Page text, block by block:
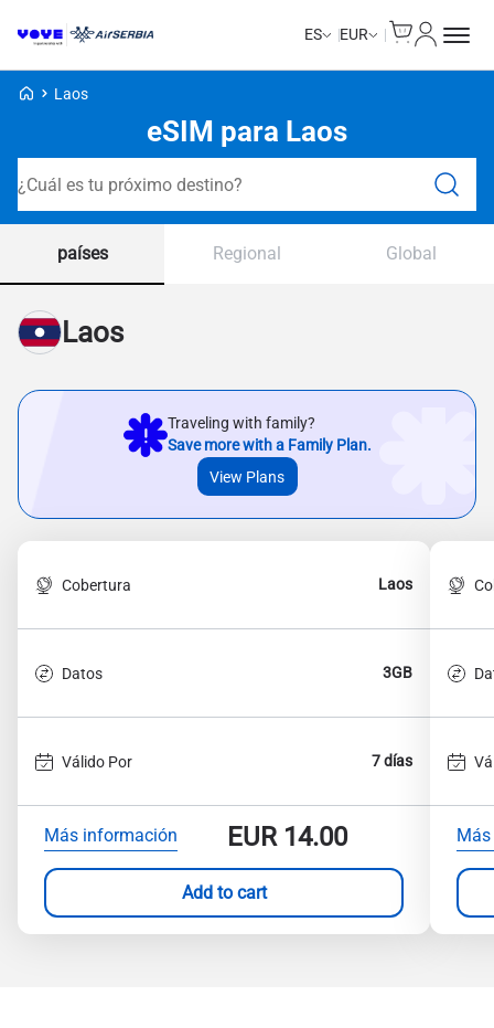
ES EUR
Voye Homepage
Laos
eSIM para Laos
países Regional Global
Laos
Traveling with family?
Save more with a Family Plan.
View Plans
Cobertura Laos
Datos 3GB
Válido Por 7 días
Más información EUR14.00
Add to cart